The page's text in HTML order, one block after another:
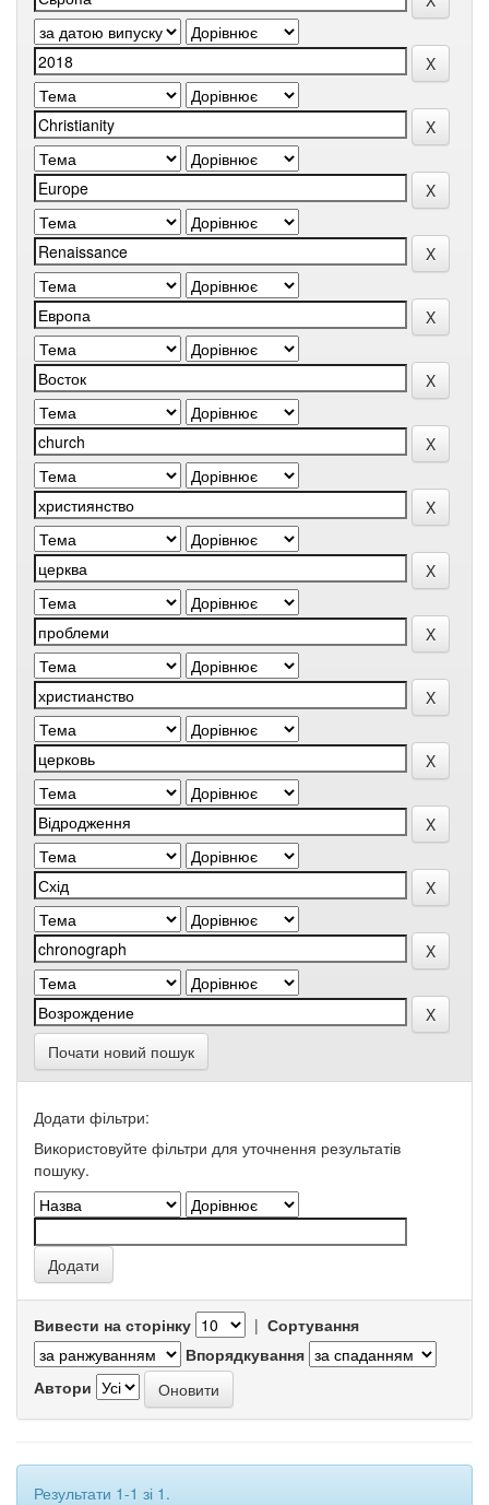
Почати новий пошук
Додати фільтри:
Використовуйте фільтри для уточнення результатів
пошуку.
Вивести на сторінку | Сортування
Впорядкування
Автори
Результати 1-1 зі 1.